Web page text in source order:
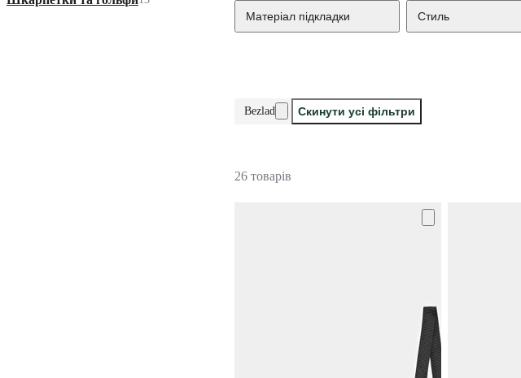
Матеріал підкладки Стиль
Bezlad Скинути усі фільтри
26 товарів